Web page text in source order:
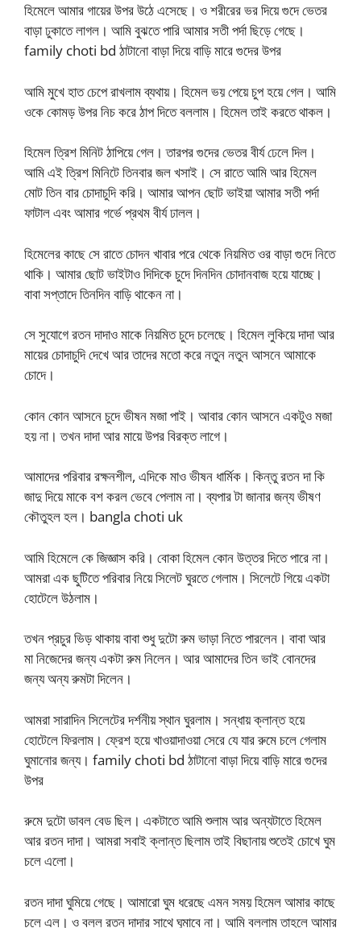
হিমেলে আমার গায়ের উপর উঠে এসেছে। ও শরীরের ভর দিয়ে গুদে ভেতর
বাড়া ঢুকাতে লাগল। আমি বুঝতে পারি আমার সতী পর্দা ছিড়ে গেছে।
family choti bd ঠাটানো বাড়া দিয়ে বাড়ি মারে গুদের উপর
আমি মুখে হাত চেপে রাখলাম ব্যথায়। হিমেল ভয় পেয়ে চুপ হয়ে গেল। আমি
ওকে কোমড় উপর নিচ করে ঠাপ দিতে বললাম। হিমেল তাই করতে থাকল।
হিমেল ত্রিশ মিনিট ঠাপিয়ে গেল। তারপর গুদের ভেতর বীর্য ঢেলে দিল।
আমি এই ত্রিশ মিনিটে তিনবার জল খসাই। সে রাতে আমি আর হিমেল
মোট তিন বার চোদাচুদি করি। আমার আপন ছোট ভাইয়া আমার সতী পর্দা
ফাটাল এবং আমার গর্ভে প্রথম বীর্য ঢালল।
হিমেলের কাছে সে রাতে চোদন খাবার পরে থেকে নিয়মিত ওর বাড়া গুদে নিতে
থাকি। আমার ছোট ভাইটাও দিদিকে চুদে দিনদিন চোদানবাজ হয়ে যাচ্ছে।
বাবা সপ্তাদে তিনদিন বাড়ি থাকেন না।
সে সুযোগে রতন দাদাও মাকে নিয়মিত চুদে চলেছে। হিমেল লুকিয়ে দাদা আর
মায়ের চোদাচুদি দেখে আর তাদের মতো করে নতুন নতুন আসনে আমাকে
চোদে।
কোন কোন আসনে চুদে ভীষন মজা পাই। আবার কোন আসনে একটুও মজা
হয় না। তখন দাদা আর মায়ে উপর বিরক্ত লাগে।
আমাদের পরিবার রক্ষনশীল, এদিকে মাও ভীষন ধার্মিক। কিন্তু রতন দা কি
জাদু দিয়ে মাকে বশ করল ভেবে পেলাম না। ব্যপার টা জানার জন্য ভীষণ
কৌতুহল হল। bangla choti uk
আমি হিমেলে কে জিজ্ঞাস করি। বোকা হিমেল কোন উত্তর দিতে পারে না।
আমরা এক ছুটিতে পরিবার নিয়ে সিলেট ঘুরতে গেলাম। সিলেটে গিয়ে একটা
হোটেলে উঠলাম।
তখন প্রচুর ভিড় থাকায় বাবা শুধু দুটো রুম ভাড়া নিতে পারলেন। বাবা আর
মা নিজেদের জন্য একটা রুম নিলেন। আর আমাদের তিন ভাই বোনদের
জন্য অন্য রুমটা দিলেন।
আমরা সারাদিন সিলেটের দর্শনীয় স্থান ঘুরলাম। সন্ধায় ক্লান্ত হয়ে
হোটেলে ফিরলাম। ফ্রেশ হয়ে খাওয়াদাওয়া সেরে যে যার রুমে চলে গেলাম
ঘুমানোর জন্য। family choti bd ঠাটানো বাড়া দিয়ে বাড়ি মারে গুদের
উপর
রুমে দুটো ডাবল বেড ছিল। একটাতে আমি শুলাম আর অন্যটাতে হিমেল
আর রতন দাদা। আমরা সবাই ক্লান্ত ছিলাম তাই বিছানায় শুতেই চোখে ঘুম
চলে এলো।
রতন দাদা ঘুমিয়ে গেছে। আমারো ঘুম ধরেছে এমন সময় হিমেল আমার কাছে
চলে এল। ও বলল রতন দাদার সাথে ঘুমাবে না। আমি বললাম তাহলে আমার